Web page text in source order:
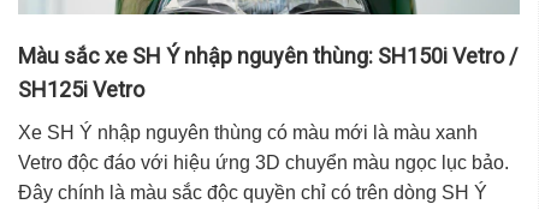
Màu sắc xe SH Ý nhập nguyên thùng: SH150i Vetro /
SH125i Vetro
Xe SH Ý nhập nguyên thùng có màu mới là màu xanh
Vetro độc đáo với hiệu ứng 3D chuyển màu ngọc lục bảo.
Đây chính là màu sắc độc quyền chỉ có trên dòng SH Ý